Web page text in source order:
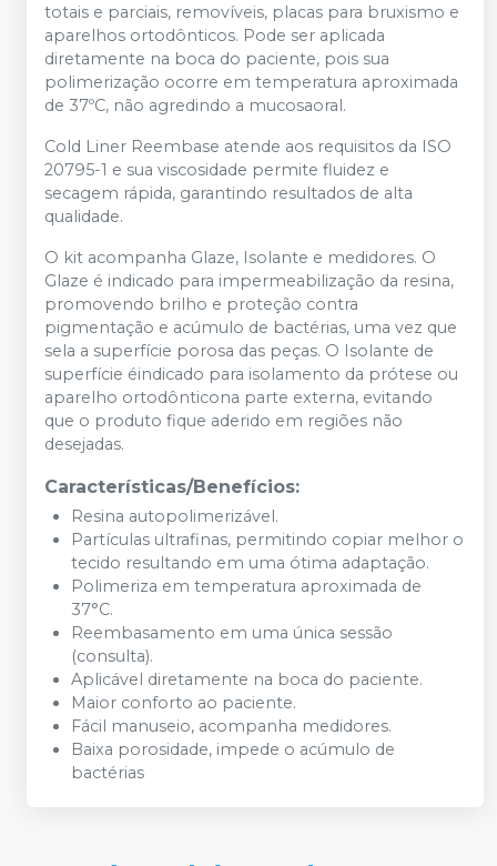
totais e parciais, removíveis, placas para bruxismo e
aparelhos ortodônticos. Pode ser aplicada
diretamente na boca do paciente, pois sua
polimerização ocorre em temperatura aproximada
de 37ºC, não agredindo a mucosaoral.
Cold Liner Reembase atende aos requisitos da ISO
20795-1 e sua viscosidade permite fluidez e
secagem rápida, garantindo resultados de alta
qualidade.
O kit acompanha Glaze, Isolante e medidores. O
Glaze é indicado para impermeabilização da resina,
promovendo brilho e proteção contra
pigmentação e acúmulo de bactérias, uma vez que
sela a superfície porosa das peças. O Isolante de
superfície éindicado para isolamento da prótese ou
aparelho ortodônticona parte externa, evitando
que o produto fique aderido em regiões não
desejadas.
Características/Benefícios:
Resina autopolimerizável.
Partículas ultrafinas, permitindo copiar melhor o
tecido resultando em uma ótima adaptação.
Polimeriza em temperatura aproximada de
37°C.
Reembasamento em uma única sessão
(consulta).
Aplicável diretamente na boca do paciente.
Maior conforto ao paciente.
Fácil manuseio, acompanha medidores.
Baixa porosidade, impede o acúmulo de
bactérias